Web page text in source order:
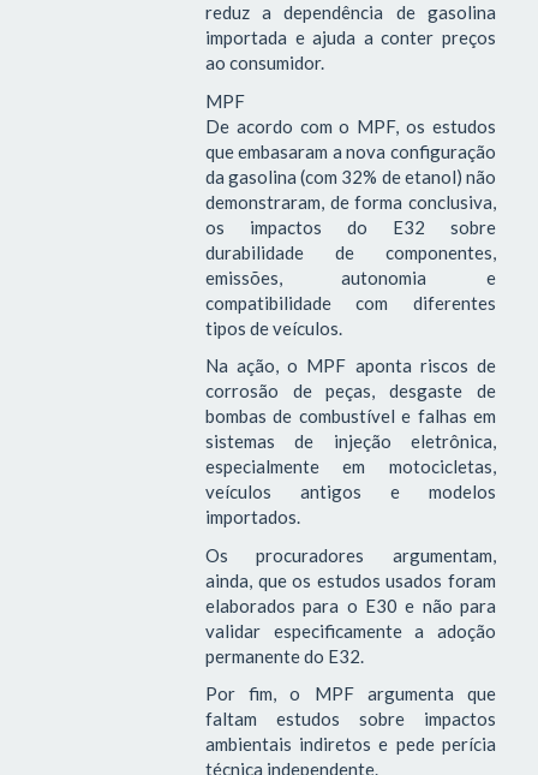
reduz a dependência de gasolina
importada e ajuda a conter preços
ao consumidor.
MPF
De acordo com o MPF, os estudos
que embasaram a nova configuração
da gasolina (com 32% de etanol) não
demonstraram, de forma conclusiva,
os impactos do E32 sobre
durabilidade de componentes,
emissões, autonomia e
compatibilidade com diferentes
tipos de veículos.
Na ação, o MPF aponta riscos de
corrosão de peças, desgaste de
bombas de combustível e falhas em
sistemas de injeção eletrônica,
especialmente em motocicletas,
veículos antigos e modelos
importados.
Os procuradores argumentam,
ainda, que os estudos usados foram
elaborados para o E30 e não para
validar especificamente a adoção
permanente do E32.
Por fim, o MPF argumenta que
faltam estudos sobre impactos
ambientais indiretos e pede perícia
técnica independente.